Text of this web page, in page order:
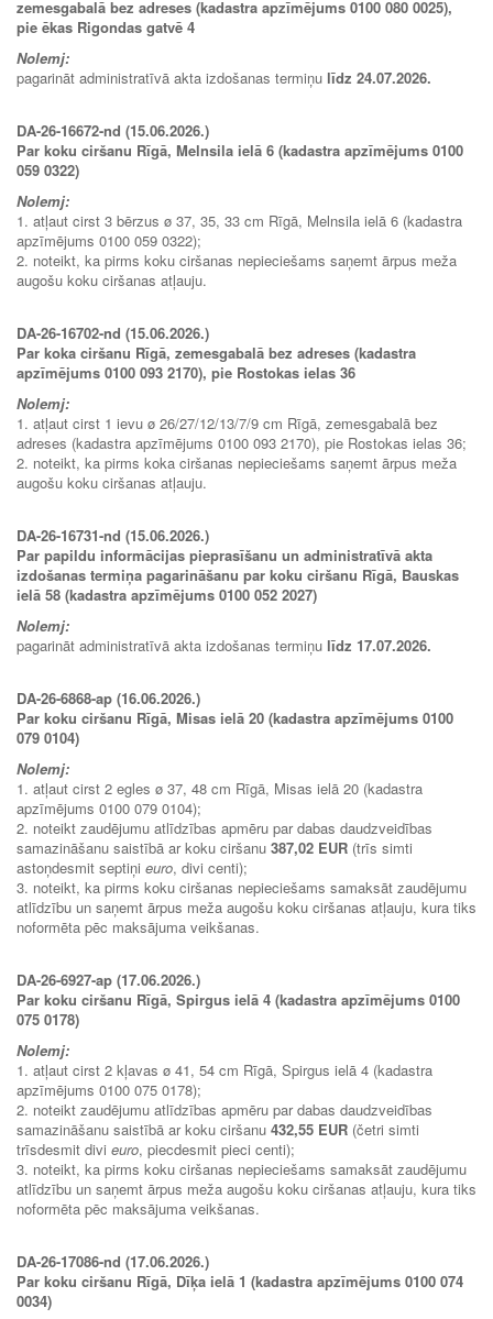
zemesgabalā bez adreses (kadastra apzīmējums 0100 080 0025),
pie ēkas Rigondas gatvē 4
Nolemj:
pagarināt administratīvā akta izdošanas termiņu līdz 24.07.2026.
DA-26-16672-nd (15.06.2026.)
Par koku ciršanu Rīgā, Melnsila ielā 6 (kadastra apzīmējums 0100
059 0322)
Nolemj:
1. atļaut cirst 3 bērzus ø 37, 35, 33 cm Rīgā, Melnsila ielā 6 (kadastra
apzīmējums 0100 059 0322);
2. noteikt, ka pirms koku ciršanas nepieciešams saņemt ārpus meža
augošu koku ciršanas atļauju.
DA-26-16702-nd (15.06.2026.)
Par koka ciršanu Rīgā, zemesgabalā bez adreses (kadastra
apzīmējums 0100 093 2170), pie Rostokas ielas 36
Nolemj:
1. atļaut cirst 1 ievu ø 26/27/12/13/7/9 cm Rīgā, zemesgabalā bez
adreses (kadastra apzīmējums 0100 093 2170), pie Rostokas ielas 36;
2. noteikt, ka pirms koka ciršanas nepieciešams saņemt ārpus meža
augošu koku ciršanas atļauju.
DA-26-16731-nd (15.06.2026.)
Par papildu informācijas pieprasīšanu un administratīvā akta
izdošanas termiņa pagarināšanu par koku ciršanu Rīgā, Bauskas
ielā 58 (kadastra apzīmējums 0100 052 2027)
Nolemj:
pagarināt administratīvā akta izdošanas termiņu līdz 17.07.2026.
DA-26-6868-ap (16.06.2026.)
Par koku ciršanu Rīgā, Misas ielā 20 (kadastra apzīmējums 0100
079 0104)
Nolemj:
1. atļaut cirst 2 egles ø 37, 48 cm Rīgā, Misas ielā 20 (kadastra
apzīmējums 0100 079 0104);
2. noteikt zaudējumu atlīdzības apmēru par dabas daudzveidības
samazināšanu saistībā ar koku ciršanu 387,02 EUR (trīs simti
astoņdesmit septiņi euro, divi centi);
3. noteikt, ka pirms koku ciršanas nepieciešams samaksāt zaudējumu
atlīdzību un saņemt ārpus meža augošu koku ciršanas atļauju, kura tiks
noformēta pēc maksājuma veikšanas.
DA-26-6927-ap (17.06.2026.)
Par koku ciršanu Rīgā, Spirgus ielā 4 (kadastra apzīmējums 0100
075 0178)
Nolemj:
1. atļaut cirst 2 kļavas ø 41, 54 cm Rīgā, Spirgus ielā 4 (kadastra
apzīmējums 0100 075 0178);
2. noteikt zaudējumu atlīdzības apmēru par dabas daudzveidības
samazināšanu saistībā ar koku ciršanu 432,55 EUR (četri simti
trīsdesmit divi euro, piecdesmit pieci centi);
3. noteikt, ka pirms koku ciršanas nepieciešams samaksāt zaudējumu
atlīdzību un saņemt ārpus meža augošu koku ciršanas atļauju, kura tiks
noformēta pēc maksājuma veikšanas.
DA-26-17086-nd (17.06.2026.)
Par koku ciršanu Rīgā, Dīķa ielā 1 (kadastra apzīmējums 0100 074
0034)